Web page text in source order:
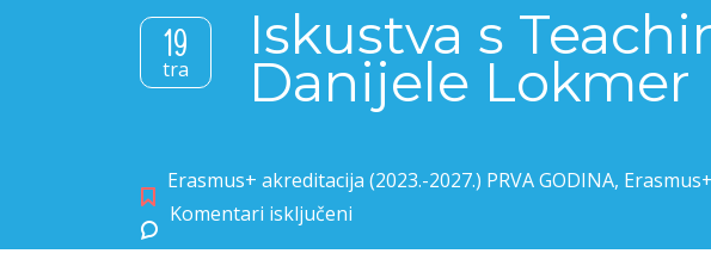
19
tra
Iskustva s
Danijele Lokmer
Erasmus+ akreditacija (2023.-2027.) PRVA GODINA,
Komentari isključeni